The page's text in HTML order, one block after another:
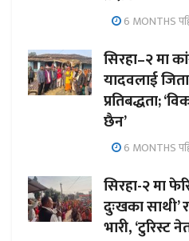
6 MONTHS
सिरहा–२ मा
यादवलाई
प्रतिबद्धता;
छैन’
6 MONTHS
सिरहा-२ मा
दुःखका साथी’
भारी, ‘टुरिस्ट